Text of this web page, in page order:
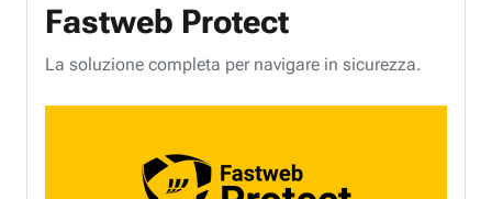
Fastweb Protect
La soluzione completa per navigare in sicurezza.